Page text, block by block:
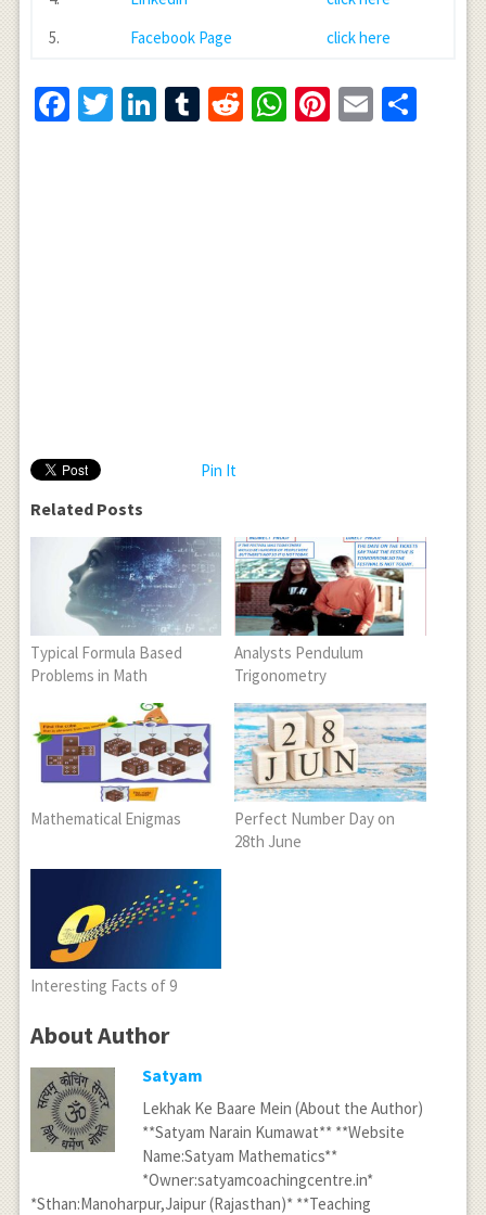
5.
Facebook Page click here
Facebook
Twitter
LinkedIn
Tumblr
RedditWhatsApp
Pinterest
Email
Pin It
Related Posts
Typical Formula Based
Problems in Math
Analysts Pendulum
Trigonometry
Mathematical Enigmas
Perfect Number Day on
28th June
Interesting Facts of 9
About Author
Satyam
Lekhak Ke Baare Mein (About the Author)
**Satyam Narain Kumawat** **Website
Name:Satyam Mathematics**
*Owner:satyamcoachingcentre.in*
*Sthan:Manoharpur,Jaipur (Rajasthan)* **Teaching